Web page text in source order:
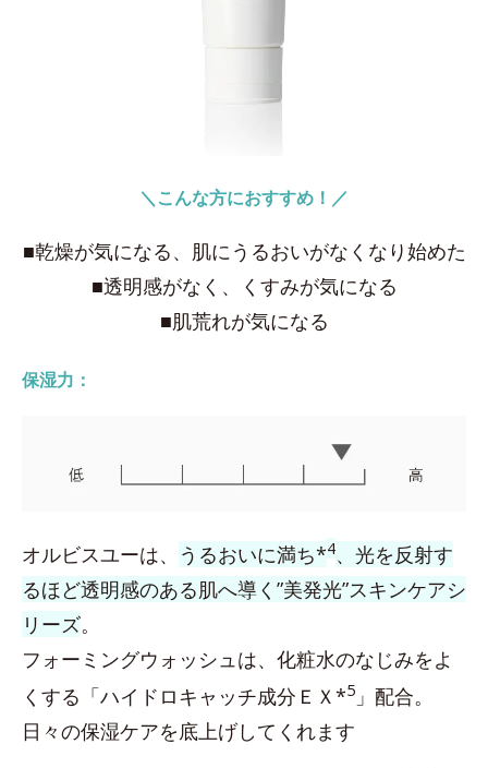
＼こんな方におすすめ！／
■乾燥が気になる、肌にうるおいがなくなり始めた
■透明感がなく、くすみが気になる
■肌荒れが気になる
保湿力：
オルビスユーは、 うるおいに満ち*4、光を反射す
るほど透明感のある肌へ導く”美発光”スキンケアシ
リーズ。
フォーミングウォッシュは、化粧水のなじみをよ
くする「ハイドロキャッチ成分ＥＸ*5 」配合。
日々の保湿ケアを底上げしてくれます